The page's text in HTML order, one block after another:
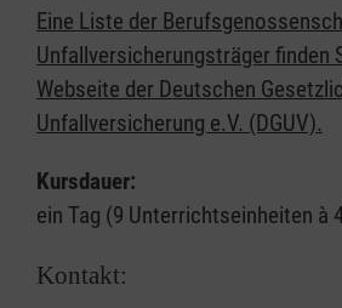
Eine Liste der
Unfallversicherungsträger finden
Webseite der Deutschen
Unfallversicherung e.V. (DGUV).
Kursdauer:
ein Tag (9 Unterrichtseinheiten à
Kontakt: